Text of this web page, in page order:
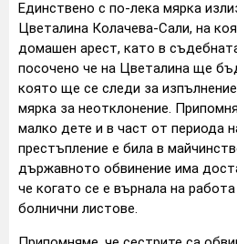
Единствено с по-лека мярка
Цветалина Колачева-Сали, на
домашен арест, като в
посочено че на Цветалина ще
която ще се следи за
мярка за неотклонение.
малко дете и в част от периода
престъпление е била в
държавното обвинение има
че когато се е върнала на
болнични листове.